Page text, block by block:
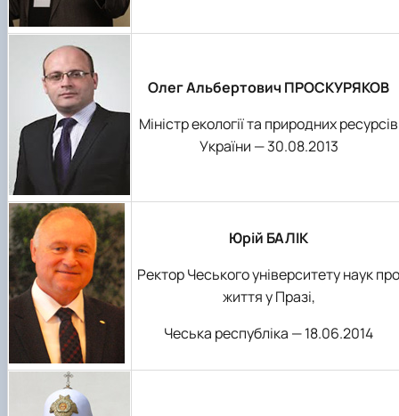
Олег Альбертович ПРОСКУРЯКОВ
Міністр екології та природних ресурсів
України — 30.08.2013
Юрій БАЛІК
Ректор Чеського університету наук про
життя у Празі,
Чеська республіка — 18.06.2014